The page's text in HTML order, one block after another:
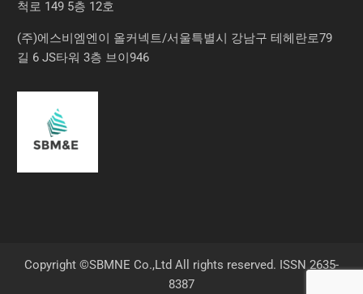
척로 149 5층 12호
(주)에스비엠엔이 올커넥트/서울특별시 강남구 테헤란로79
길 6 JS타워 3층 브이946
Copyright ©SBMNE Co.,Ltd All rights reserved. ISSN 2635-
8387